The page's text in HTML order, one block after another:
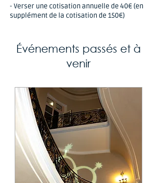
- Verser une cotisation annuelle de 40€ (en
supplément de la cotisation de 150€)
Événements passés et à
venir